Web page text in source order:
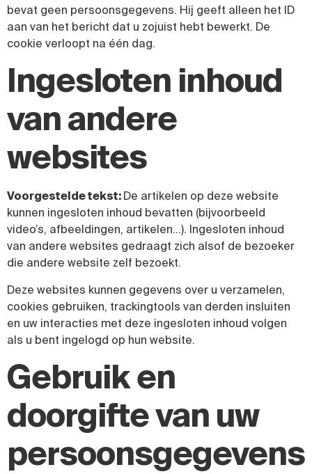
bevat geen persoonsgegevens. Hij geeft alleen het ID
aan van het bericht dat u zojuist hebt bewerkt. De
cookie verloopt na één dag.
Ingesloten inhoud
van andere
websites
Voorgestelde tekst: De artikelen op deze website
kunnen ingesloten inhoud bevatten (bijvoorbeeld
video’s, afbeeldingen, artikelen…). Ingesloten inhoud
van andere websites gedraagt zich alsof de bezoeker
die andere website zelf bezoekt.
Deze websites kunnen gegevens over u verzamelen,
cookies gebruiken, trackingtools van derden insluiten
en uw interacties met deze ingesloten inhoud volgen
als u bent ingelogd op hun website.
Gebruik en
doorgifte van uw
persoonsgegevens